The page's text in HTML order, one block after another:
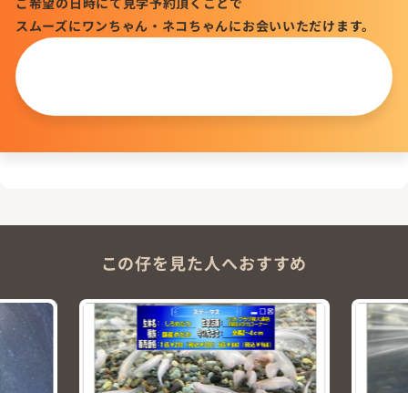
スムーズにワンちゃん・ネコちゃんにお会いいただけます。
この仔を見た人へおすすめ